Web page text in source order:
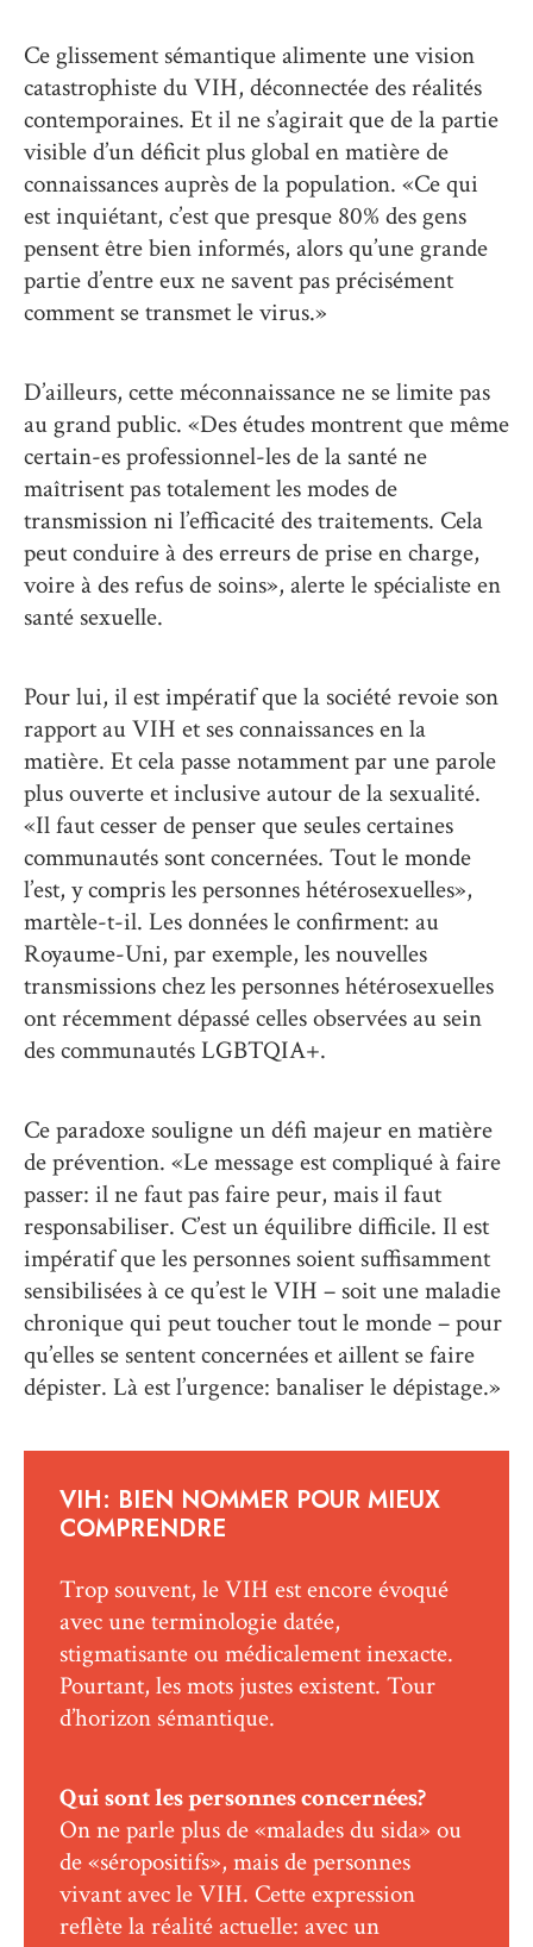
Ce glissement sémantique alimente une vision
catastrophiste du VIH, déconnectée des réalités
contemporaines. Et il ne s’agirait que de la partie
visible d’un déficit plus global en matière de
connaissances auprès de la population. «Ce qui
est inquiétant, c’est que presque 80% des gens
pensent être bien informés, alors qu’une grande
partie d’entre eux ne savent pas précisément
comment se transmet le virus.»
D’ailleurs, cette méconnaissance ne se limite pas
au grand public. «Des études montrent que même
certain-es professionnel-les de la santé ne
maîtrisent pas totalement les modes de
transmission ni l’efficacité des traitements. Cela
peut conduire à des erreurs de prise en charge,
voire à des refus de soins», alerte le spécialiste en
santé sexuelle.
Pour lui, il est impératif que la société revoie son
rapport au VIH et ses connaissances en la
matière. Et cela passe notamment par une parole
plus ouverte et inclusive autour de la sexualité.
«Il faut cesser de penser que seules certaines
communautés sont concernées. Tout le monde
l’est, y compris les personnes hétérosexuelles»,
martèle-t-il. Les données le confirment: au
Royaume-Uni, par exemple, les nouvelles
transmissions chez les personnes hétérosexuelles
ont récemment dépassé celles observées au sein
des communautés LGBTQIA+.
Ce paradoxe souligne un défi majeur en matière
de prévention. «Le message est compliqué à faire
passer: il ne faut pas faire peur, mais il faut
responsabiliser. C’est un équilibre difficile. Il est
impératif que les personnes soient suffisamment
sensibilisées à ce qu’est le VIH – soit une maladie
chronique qui peut toucher tout le monde – pour
qu’elles se sentent concernées et aillent se faire
dépister. Là est l’urgence: banaliser le dépistage.»
VIH: BIEN NOMMER POUR MIEUX
COMPRENDRE
Trop souvent, le VIH est encore évoqué
avec une terminologie datée,
stigmatisante ou médicalement inexacte.
Pourtant, les mots justes existent. Tour
d’horizon sémantique.
Qui sont les personnes concernées?
On ne parle plus de «malades du sida» ou
de «séropositifs», mais de personnes
vivant avec le VIH. Cette expression
reflète la réalité actuelle: avec un